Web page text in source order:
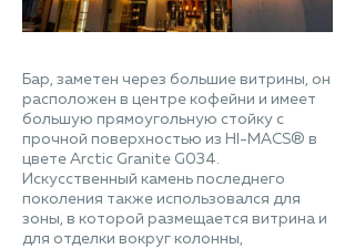
Бар, заметен через большие витрины, он
расположен в центре кофейни и имеет
большую прямоугольную стойку с
прочной поверхностью из HI-MACS® в
цвете Arctic Granite G034.
Искусственный камень последнего
поколения также использовался для
зоны, в которой размещается витрина и
для отделки вокруг колонны,